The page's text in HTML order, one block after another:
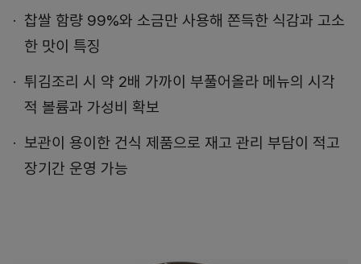
찹쌀 함량 99%와 소금만 사용해 쫀득한 식감과 고소
한 맛이 특징
튀김조리 시 약 2배 가까이 부풀어올라 메뉴의 시각
적 볼륨과 가성비 확보
보관이 용이한 건식 제품으로 재고 관리 부담이 적고
장기간 운영 가능